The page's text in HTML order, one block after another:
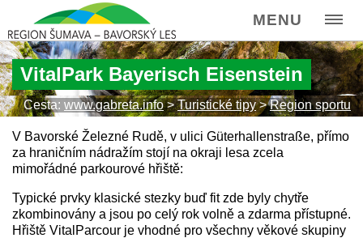
MENU
VitalPark Bayerisch Eisenstein
Cesta: www.gabreta.info>Turistické tipy>Region sportu
V Bavorské Železné Rudě, v ulici Güterhallenstraße, přímo
za hraničním nádražím stojí na okraji lesa zcela
mimořádné parkourové hřiště:
Typické prvky klasické stezky buď fit zde byly chytře
zkombinovány a jsou po celý rok volně a zdarma přístupné.
Hřiště VitalParcour je vhodné pro všechny věkové skupiny